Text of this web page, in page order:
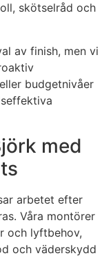
skötselråd och
av finish, men vi
budgetnivåer
med
arbetet efter
Våra montörer
och lyftbehov,
och väderskydd